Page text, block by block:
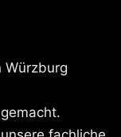
Würzburg